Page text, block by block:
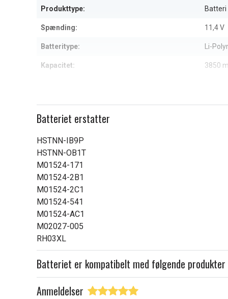
Produkttype: Batteri
Spænding: 11,4 V
Batteritype: Li-
Kapacitet: 3850
Batteriet erstatter
HSTNN-IB9P
HSTNN-OB1T
M01524-171
M01524-2B1
M01524-2C1
M01524-541
M01524-AC1
M02027-005
RH03XL
Batteriet er kompatibelt med følgende produkter
Anmeldelser